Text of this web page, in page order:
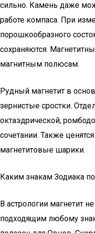
сильно. Камень даже
работе компаса. При
порошкообразного
сохраняются.
магнитным полюсам.
Рудный магнетит в
зернистые сростки.
октаэдрической,
сочетании. Также
магнетитовые шарики.
Каким знакам Зодиака
В астрологии магнетит
подходящим любому